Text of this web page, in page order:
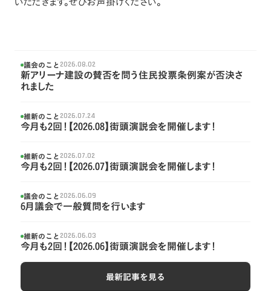
議会のこと 2026.08.02
新アリーナ建設の賛否を問う住民投票条例案が否決さ
れました
維新のこと 2026.07.24
今月も2回！【2026.08】街頭演説会を開催します！
維新のこと 2026.07.02
今月も2回！【2026.07】街頭演説会を開催します！
議会のこと 2026.06.09
6月議会で一般質問を行います
維新のこと 2026.06.03
今月も2回！【2026.06】街頭演説会を開催します！
最新記事を見る